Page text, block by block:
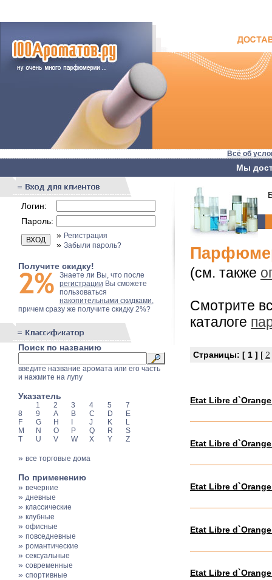
Всё об
Мы
Логин:
Пароль:
» Регистрация
» Забыли пароль?
Получите скидку!
Знаете ли Вы, что после
регистрации Вы сможете
пользоваться
накопительными скидками,
причем сразу же получите скидку 2%?
Поиск по названию
введите название аромата или его часть
и нажмите на лупу
Указатель
1 2 3 4 5
7
8
9 A B C D
E
F
G H J K
L
M
N O P Q R
S
T
U V W X Y Z
» все торговые дома
По применению
» вечерние
» дневные
» классические
» клубные
» офисные
» повседневные
» романтические
» сексуальные
» современные
» спортивные
(см. также
Смотрите
каталоге
Страницы: [ 1 ] [ 2
Etat Libre
Etat Libre
Etat Libre
Etat Libre
Etat Libre